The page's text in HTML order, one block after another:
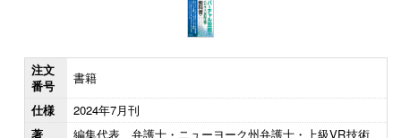
注文
番号
書籍
仕様
2024年7月刊
著
編集代表 弁護士・ニューヨーク州弁護士・上級VR技術